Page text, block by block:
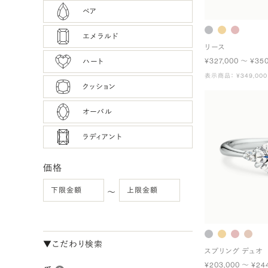
ペア
エメラルド
ハート
クッション
オーバル
ラディアント
価格
〜
▼こだわり検索
リース
¥327,000 〜
表示商品： ¥349,000
スプリング デュオ
¥203,000 〜